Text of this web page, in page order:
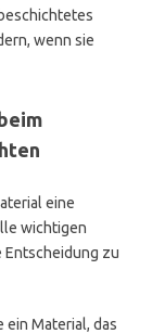
wenn sie
eine
wichtigen
Entscheidung zu
ein Material, das